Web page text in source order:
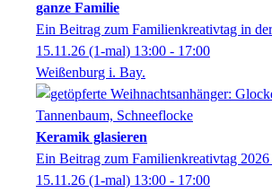
ganze Familie
Ein Beitrag zum Familienkreativtag in
15.11.26 (1-mal) 13:00 - 17:00
Weißenburg i. Bay.
Keramik glasieren
Ein Beitrag zum Familienkreativtag
15.11.26 (1-mal) 13:00 - 17:00